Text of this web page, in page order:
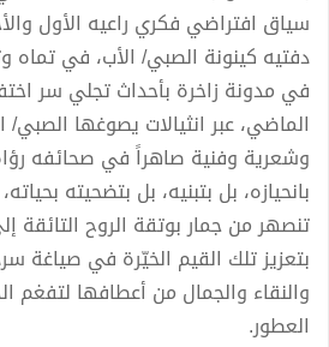
سياق افتراضي فكري راعيه الأول
دفتيه كينونة الصبي/ الأب، في تماه
في مدونة زاخرة بأحداث تجلي سر
الماضي، عبر انثيالات يصوغها الصبي/
وشعرية وفنية صاهراً في صحائفه
بانحيازه، بل بتبنيه، بل بتضحيته
تنصهر من جمار بوتقة الروح التائقة
بتعزيز تلك القيم الخيّرة في صياغة
والنقاء والجمال من أعطافها لتفغم
العطور.